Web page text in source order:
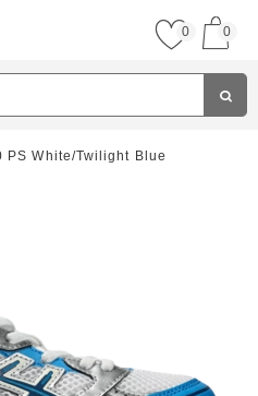
0 0
PS White/Twilight Blue